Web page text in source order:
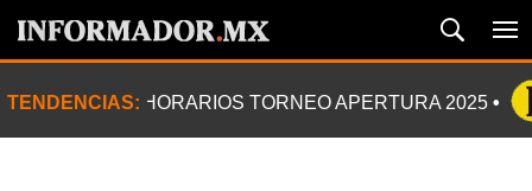
TENDENCIAS: HORARIOS TORNEO APERTURA 2025